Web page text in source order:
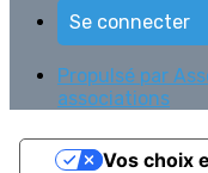
Se connecter
Propulsé par
associations
Vos choix